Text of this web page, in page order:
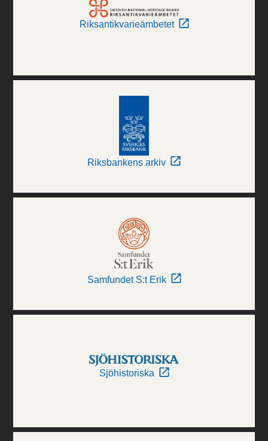
Riksantikvarieämbetet
Riksbankens arkiv
Samfundet S:t Erik
Sjöhistoriska